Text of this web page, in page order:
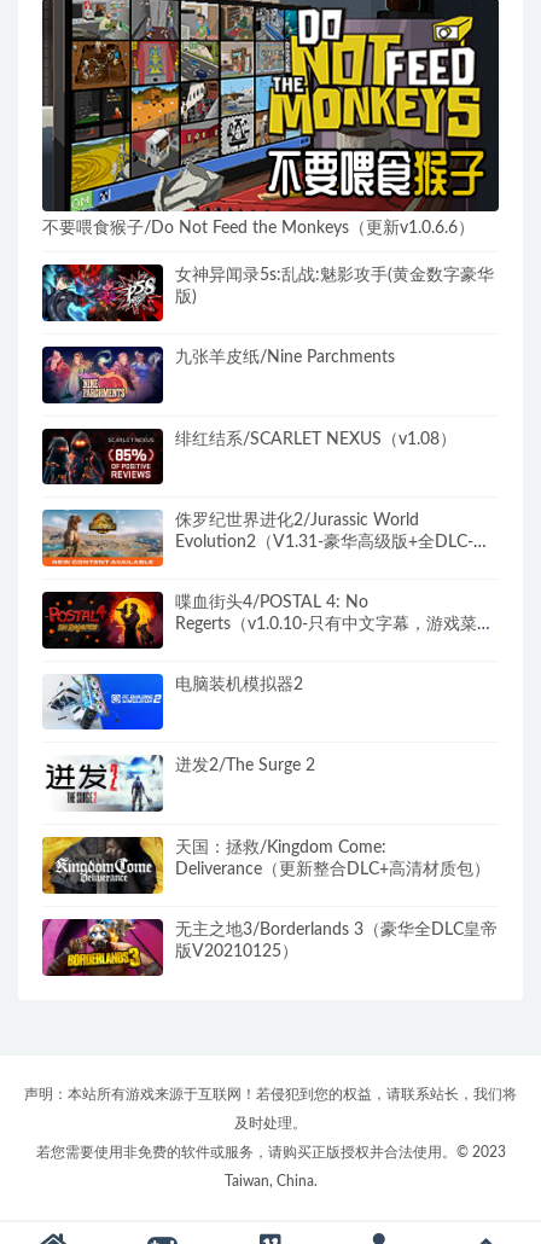
不要喂食猴子/Do Not Feed the Monkeys（更新v1.0.6.6）
女神异闻录5s:乱战:魅影攻手(黄金数字豪华
版)
九张羊皮纸/Nine Parchments
绯红结系/SCARLET NEXUS（v1.08）
侏罗纪世界进化2/Jurassic World
Evolution2（V1.31-豪华高级版+全DLC-中
喋血街头4/POSTAL 4: No
Regerts（v1.0.10-只有中文字幕，游戏菜单
电脑装机模拟器2
迸发2/The Surge 2
天国：拯救/Kingdom Come:
Deliverance（更新整合DLC+高清材质包）
无主之地3/Borderlands 3（豪华全DLC皇帝
版V20210125）
声明：本站所有游戏来源于互联网！若侵犯到您的权益，请联系站长，我们将
及时处理。
若您需要使用非免费的软件或服务，请购买正版授权并合法使用。© 2023
Taiwan, China.